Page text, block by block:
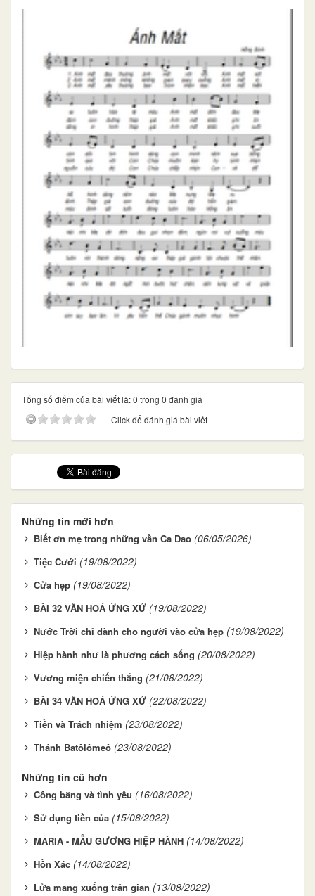
Tổng số điểm của bài viết là: 0 trong 0 đánh giá
Click để đánh giá bài viết
Những tin mới hơn
Biết ơn mẹ trong những vần Ca Dao (06/05/2026)
Tiệc Cưới (19/08/2022)
Cửa hẹp (19/08/2022)
BÀI 32 VĂN HOÁ ỨNG XỬ (19/08/2022)
Nước Trời chỉ dành cho người vào cửa hẹp (19/08/2022)
Hiệp hành như là phương cách sống (20/08/2022)
Vương miện chiến thắng (21/08/2022)
BÀI 34 VĂN HOÁ ỨNG XỬ (22/08/2022)
Tiền và Trách nhiệm (23/08/2022)
Thánh Batôlômeô (23/08/2022)
Những tin cũ hơn
Công bằng và tình yêu (16/08/2022)
Sử dụng tiền của (15/08/2022)
MARIA - MẪU GƯƠNG HIỆP HÀNH (14/08/2022)
Hồn Xác (14/08/2022)
Lửa mang xuống trần gian (13/08/2022)